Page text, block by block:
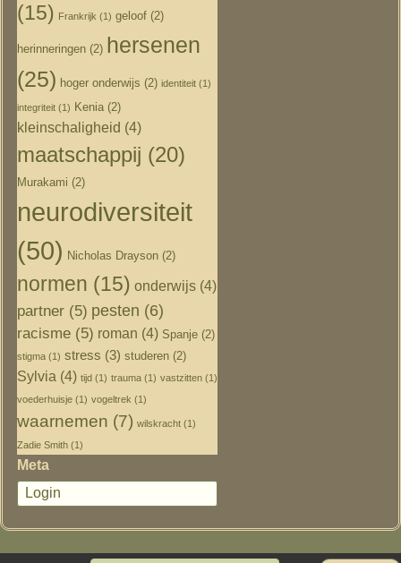
(15) Frankrijk (1) geloof (2)
herinneringen (2) hersenen
(25) hoger onderwijs (2) identiteit (1)
integriteit (1) Kenia (2)
kleinschaligheid (4)
maatschappij (20)
Murakami (2)
neurodiversiteit
(50) Nicholas Drayson (2)
normen (15) onderwijs (4)
partner (5) pesten (6)
racisme (5) roman (4) Spanje (2)
stigma (1) stress (3) studeren (2)
Sylvia (4) tijd (1) trauma (1) vastzitten (1)
voederhuisje (1) vogeltrek (1)
waarnemen (7) wilskracht (1)
Zadie Smith (1)
Meta
Login